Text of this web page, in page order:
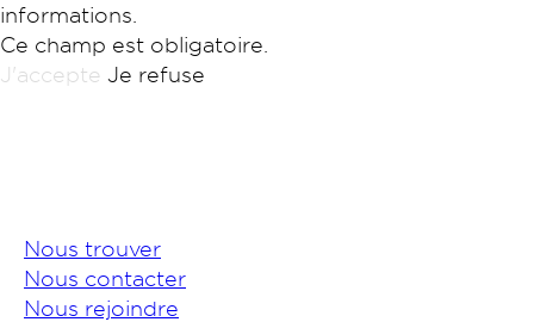
informations.
Ce champ est obligatoire.
J'accepte Je refuse
Nous trouver
Nous contacter
Nous rejoindre